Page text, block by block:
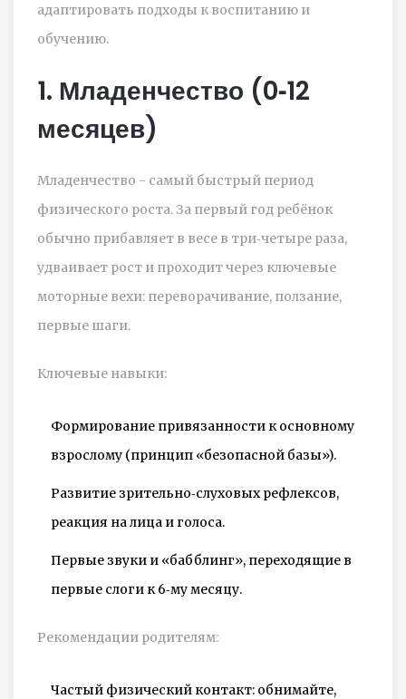
адаптировать подходы к воспитанию и
обучению.
1. Младенчество (0‑12
месяцев)
Младенчество - самый быстрый период
физического роста. За первый год ребёнок
обычно прибавляет в весе в три‑четыре раза,
удваивает рост и проходит через ключевые
моторные вехи: переворачивание, ползание,
первые шаги.
Ключевые навыки:
Формирование привязанности к основному
взрослому (принцип «безопасной базы»).
Развитие зрительно‑слуховых рефлексов,
реакция на лица и голоса.
Первые звуки и «бабблинг», переходящие в
первые слоги к 6‑му месяцу.
Рекомендации родителям:
Частый физический контакт: обнимайте,